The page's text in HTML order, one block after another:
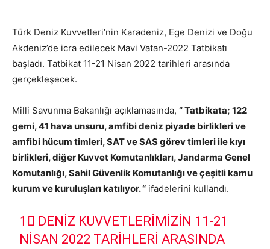
Türk Deniz Kuvvetleri’nin Karadeniz, Ege Denizi ve Doğu
Akdeniz’de icra edilecek Mavi Vatan-2022 Tatbikatı
başladı. Tatbikat 11-21 Nisan 2022 tarihleri arasında
gerçekleşecek.
Milli Savunma Bakanlığı açıklamasında, ” Tatbikata; 122
gemi, 41 hava unsuru, amfibi deniz piyade birlikleri ve
amfibi hücum timleri, SAT ve SAS görev timleri ile kıyı
birlikleri, diğer Kuvvet Komutanlıkları, Jandarma Genel
Komutanlığı, Sahil Güvenlik Komutanlığı ve çeşitli kamu
kurum ve kuruluşları katılıyor. “ ifadelerini kullandı.
1⃣ DENIZ KUVVETLERIMIZIN 11-21
NISAN 2022 TARIHLERI ARASINDA